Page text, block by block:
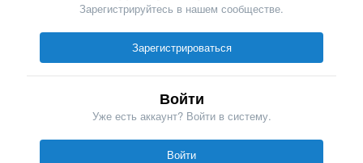
Зарегистрируйтесь в нашем сообществе.
Зарегистрироваться
Войти
Уже есть аккаунт? Войти в систему.
Войти